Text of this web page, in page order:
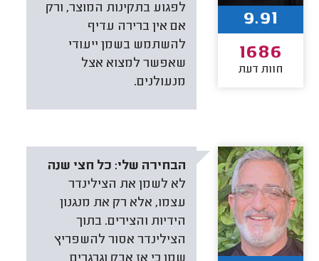
לפגוע בתקינות המוצר, ורק
אם אין ברירה עדיף
להשתמש בשמן ייעודי
שאפשר למצוא אצל
מנעולנים.
9.91
1686
חוות דעת
הבחירה שלי: כל חצי שנה
לא לשמן את הצילינדר
עצמו, אלא רק את מנגנון
הידיות והצירים. בתוך
הצילינדר אסור להשפריץ